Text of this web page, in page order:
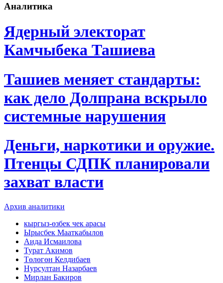
Аналитика
Ядерный электорат
Камчыбека Ташиева
Ташиев меняет стандарты:
как дело Долпрана вскрыло
системные нарушения
Деньги, наркотики и оружие.
Птенцы СДПК планировали
захват власти
Архив аналитики
кыргыз-өзбек чек арасы
Ырысбек Мааткабылов
Аида Исмаилова
Турат Акимов
Төлөгөн Келдибаев
Нурсултан Назарбаев
Мирлан Бакиров